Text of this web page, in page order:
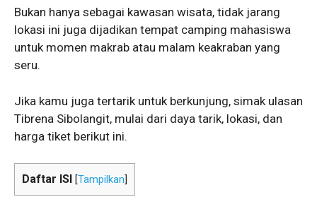
Bukan hanya sebagai kawasan wisata, tidak jarang
lokasi ini juga dijadikan tempat camping mahasiswa
untuk momen makrab atau malam keakraban yang
seru.
Jika kamu juga tertarik untuk berkunjung, simak ulasan
Tibrena Sibolangit, mulai dari daya tarik, lokasi, dan
harga tiket berikut ini.
Daftar ISI [Tampilkan